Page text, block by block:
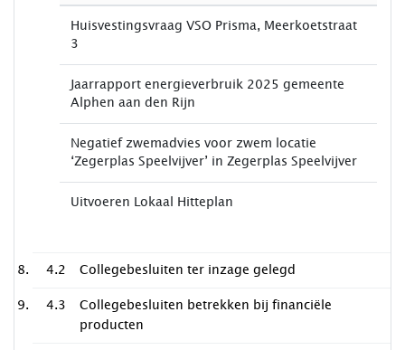
Huisvestingsvraag VSO Prisma, Meerkoetstraat
3
Jaarrapport energieverbruik 2025 gemeente
Alphen aan den Rijn
Negatief zwemadvies voor zwem locatie
‘Zegerplas Speelvijver’ in Zegerplas Speelvijver
Uitvoeren Lokaal Hitteplan
4.2
Collegebesluiten ter inzage gelegd
4.3
Collegebesluiten betrekken bij financiële
producten